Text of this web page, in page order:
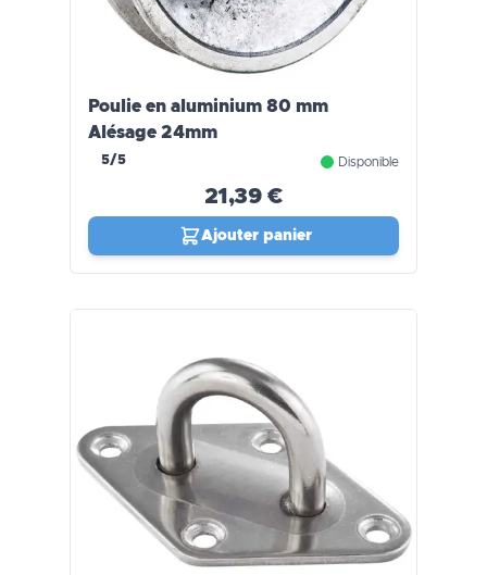
Poulie en aluminium 80 mm
Alésage 24mm
5/5 Disponible
21,39 €
Ajouter panier